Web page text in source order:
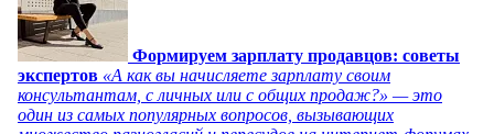
Формируем зарплату продавцов: советы
экспертов «А как вы начисляете зарплату своим
консультантам, с личных или с общих продаж?» — это
один из самых популярных вопросов, вызывающих